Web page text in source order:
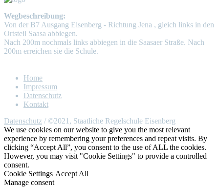
Wegbeschreibung:
Von der B7 Ausgang Eisenberg - Richtung Jena , gleich links in den
Ortsteil Saasa abbiegen.
Nach 200m nochmals links abbiegen in die Saasaer Straße. Nach
200m erreichen sie die Schule.
Home
Impressum
Datenschutz
Kontakt
Datenschutz / ©2021, Staatliche Regelschule Eisenberg
We use cookies on our website to give you the most relevant
experience by remembering your preferences and repeat visits. By
clicking “Accept All”, you consent to the use of ALL the cookies.
However, you may visit "Cookie Settings" to provide a controlled
consent.
Cookie Settings Accept All
Manage consent